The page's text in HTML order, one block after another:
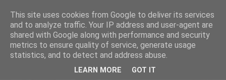
Trasporti Immediati Spedizioni Urgenti Taxi merci e Logistica
This site uses cookies from Google to deliver its services
and to analyze traffic. Your IP address and user-agent are
shared with Google along with performance and security
metrics to ensure quality of service, generate usage
statistics, and to detect and address abuse.
LEARN MORE GOT IT